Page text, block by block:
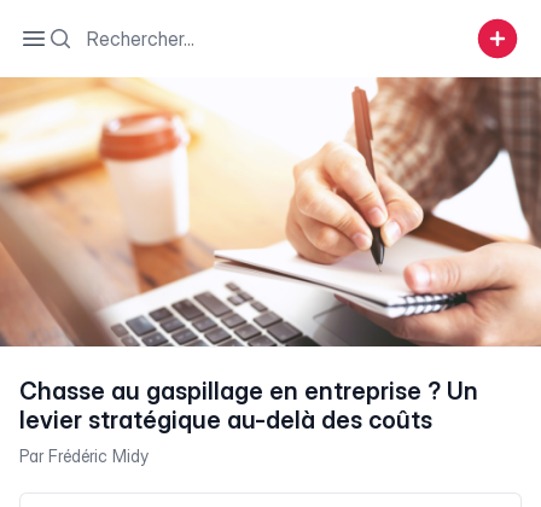
Open sidebar
Search
Chasse au gaspillage en entreprise ? Un
levier stratégique au-delà des coûts
ParFrédéric Midy